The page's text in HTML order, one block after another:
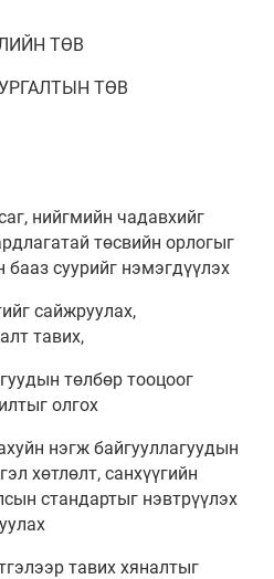
ТӨВ
ТӨВ
нийгмийн чадавхийг
төсвийн орлогыг
бааз суурийг нэмэгдүүлэх
сайжруулах,
тавих,
төлбөр тооцоог
олгох
нэгж байгууллагуудын
хөтлөлт, санхүүгийн
стандартыг нэвтрүүлэх
тавих хяналтыг